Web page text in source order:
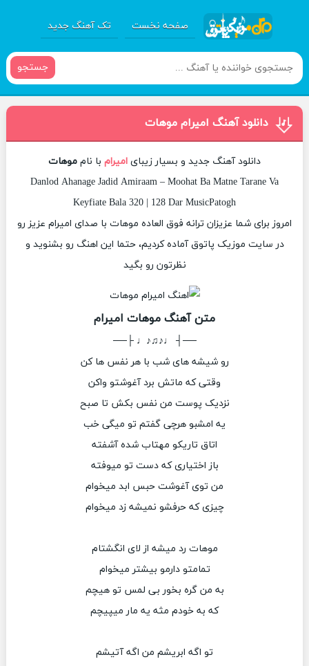
صفحه نخست تک آهنگ جدید
جستجو
دانلود آهنگ امیرام موهات
دانلود آهنگ جدید و بسیار زیبای امیرام با نام موهات
Danlod Ahanage Jadid Amiraam – Moohat Ba Matne Tarane Va
Keyfiate Bala 320 | 128 Dar MusicPatogh
امروز برای شما عزیزان ترانه فوق العاده موهات با صدای امیرام عزیز رو
در سایت موزیک پاتوق آماده کردیم، حتما این اهنگ رو بشنوید و
نظرتون رو بگید
متن آهنگ موهات امیرام
──┤ ♩♪♫♪♩ ├──
رو شیشه های شب با هر نفس ها کن
وقتی که ماتش برد آغوشتو واکن
نزدیک پوست من نفس بکش تا صبح
یه امشبو هرچی گفتم تو میگی خب
اتاق تاریکو مهتاب شده آشفته
باز اختیاری که دست تو میوفته
من توی آغوشت حبس ابد میخوام
چیزی که حرفشو نمیشه زد میخوام
موهات رد میشه از لای انگشتام
تمامتو دارمو بیشتر میخوام
به من گره بخور بی لمس تو هیچم
که به خودم مثه یه مار میپیچم
تو اگه ابریشم من اگه آتیشم